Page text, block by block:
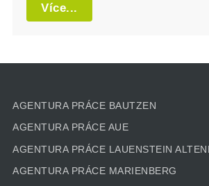
Více...
AGENTURA PRÁCE BAUTZEN
AGENTURA PRÁCE AUE
AGENTURA PRÁCE LAUENSTEIN
AGENTURA PRÁCE MARIENBERG